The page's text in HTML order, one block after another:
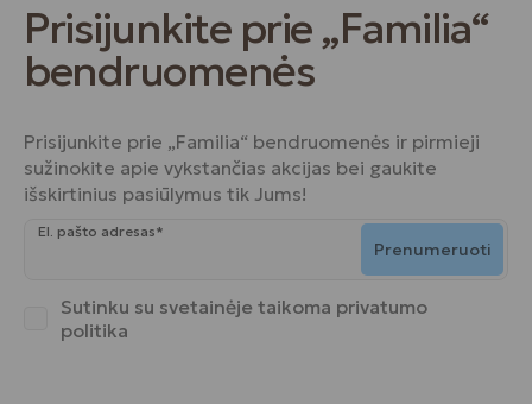
Prisijunkite prie „Familia“
bendruomenės
Prisijunkite prie „Familia“ bendruomenės ir pirmieji
sužinokite apie vykstančias akcijas bei gaukite
išskirtinius pasiūlymus tik Jums!
Prenumeruoti
El. pašto adresas*
Sutinku su svetainėje taikoma privatumo
politika